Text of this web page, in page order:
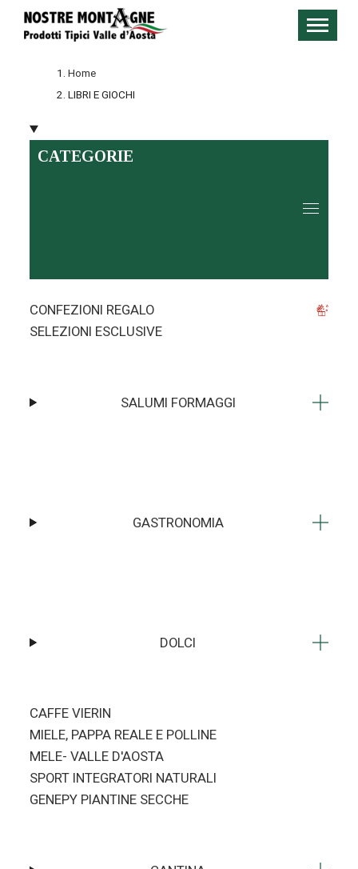
Home
LIBRI E GIOCHI
CATEGORIE
CONFEZIONI REGALO
SELEZIONI ESCLUSIVE
SALUMI FORMAGGI
GASTRONOMIA
DOLCI
CAFFE VIERIN
MIELE, PAPPA REALE E POLLINE
MELE- VALLE D'AOSTA
SPORT INTEGRATORI NATURALI
GENEPY PIANTINE SECCHE